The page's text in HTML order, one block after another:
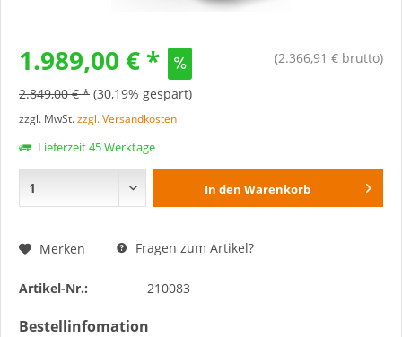
1.989,00 € * (2.366,91 € brutto)
2.849,00 € * (30,19% gespart)
zzgl. MwSt.zzgl. Versandkosten
Lieferzeit 45 Werktage
In den Warenkorb
Merken Fragen zum Artikel?
Artikel-Nr.: 210083
Bestellinfomation